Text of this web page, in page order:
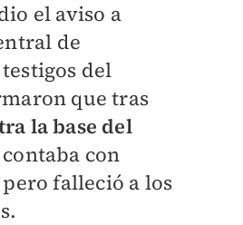
el aviso a
de
del
que tras
la base del
con
falleció a los